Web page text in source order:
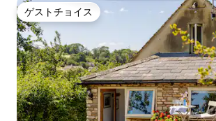
ゲストチョイス
ゲストチョイス